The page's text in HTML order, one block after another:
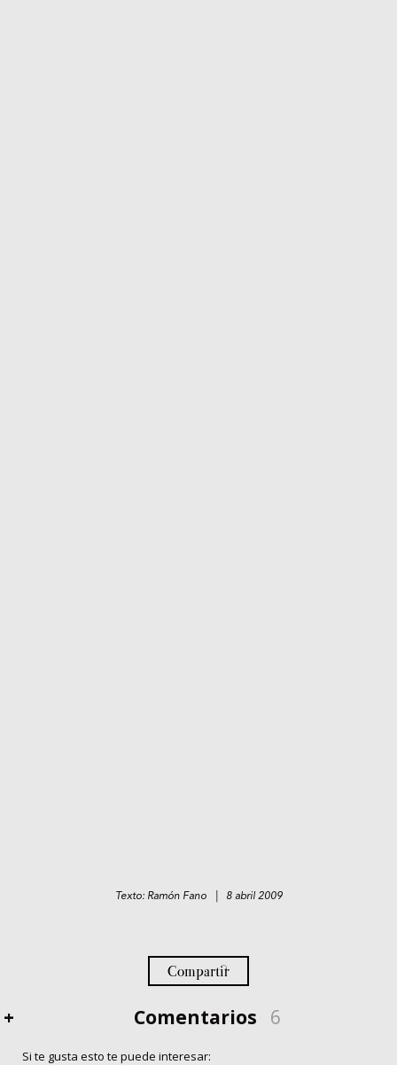
Texto: Ramón Fano | 8 abril 2009
Compartir
+ Comentarios 6
Si te gusta esto te puede interesar: